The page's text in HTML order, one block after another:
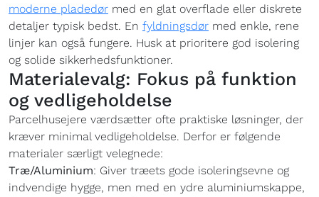
moderne pladedør med en glat overflade eller diskrete
detaljer typisk bedst. En fyldningsdør med enkle, rene
linjer kan også fungere. Husk at prioritere god isolering
og solide sikkerhedsfunktioner.
Materialevalg: Fokus på funktion
og vedligeholdelse
Parcelhusejere værdsætter ofte praktiske løsninger, der
kræver minimal vedligeholdelse. Derfor er følgende
materialer særligt velegnede:
Træ/Aluminium: Giver træets gode isoleringsevne og
indvendige hygge, men med en ydre aluminiumskappe,